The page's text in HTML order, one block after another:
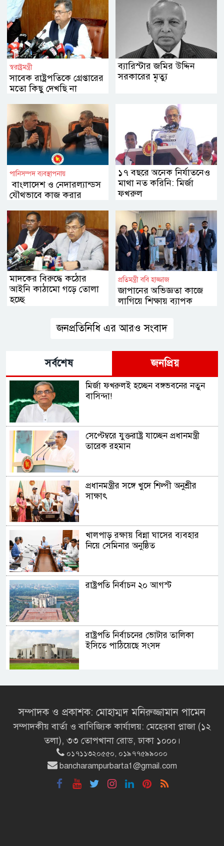
স্বরাষ্ট্রমন্ত্রী
সাবেক রাষ্ট্রপতিকে গ্রেপ্তারের
মতো কিছু দেখছি না
ব্যারিস্টার জমির উদ্দিন
সরকারের মৃত্যু
পানিসম্পদ ব্যবস্থাপনায়
বাংলাদেশ ও নেদারল্যান্ডস
যৌথভাবে কাজ করার
১৭ বছরে অনেক নির্যাতনেও
মাথা নত করিনি: মির্জা
ফখরুল
মাদকের বিরুদ্ধে কঠোর
আইনি কাঠামো গড়ে তোলা
হচ্ছে
প্রতিমন্ত্রী ববি হাজ্জাজ
জাপানের অভিজ্ঞতা কাজে
লাগিয়ে শিক্ষায় ব্যাপক
জনপ্রতিনিধি এর আরও সংবাদ
সর্বশেষ জনপ্রিয়
মির্জা ফখরুলই হচ্ছেন বঙ্গভবনের নতুন
বাসিন্দা!
সেপ্টেম্বরে যুক্তরাষ্ট্র যাচ্ছেন প্রধানমন্ত্রী
তারেক রহমান
প্রধানমন্ত্রীর সঙ্গে খুদে শিল্পী অনুশ্রীর
সাক্ষাৎ
খালপাড় রক্ষায় বিন্না ঘাসের ব্যবহার
নিয়ে সেমিনার অনুষ্ঠিত
রাষ্ট্রপতি নির্বাচন ২০ আগস্ট
রাষ্ট্রপতি নির্বাচনের ভোটার তালিকা
ইসিতে পাঠিয়েছে সংসদ
রাষ্ট্রচিন্তার ধারাবাহিকতা
বাংলাদেশ
শিক্ষার্থীদের সাথে উৎসবমুখর পরিবেশে
ব্রাক্ষণবাড়িয়ায় বইপড়া কর্মসূচীর
শুভসূচনা
মালয়েশিয়ায় মারামারি করে তিন
সম্পাদক ও প্রকাশক: মোহাম্মদ মনিরুজ্জামান পামেন
সম্পাদকীয় বার্তা ও বাণিজ্যিক কার্যালয়: মেহেরবা প্লাজা (১২
তলা), ৩৩ তোপখানা রোড, ঢাকা ১০০০।
০১৭১১৩২০৫৫০, ০১৯৭৭৫৯৯০০০
bancharampurbarta1@gmail.com